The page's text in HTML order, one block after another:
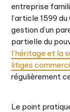
entreprise
l’article 1599
gestion d’un
partielle du
l’héritage et la
litiges
régulièrement
Le point